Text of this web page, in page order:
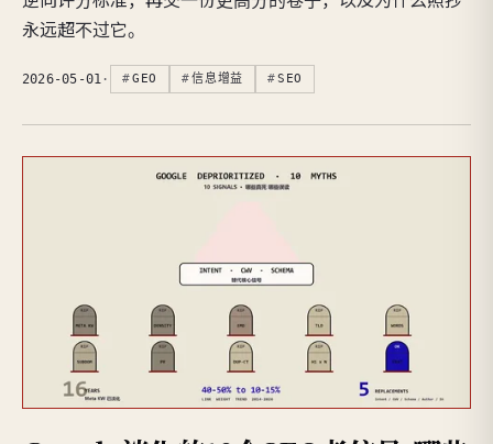
永远超不过它。
2026-05-01 · GEO 信息增益 SEO